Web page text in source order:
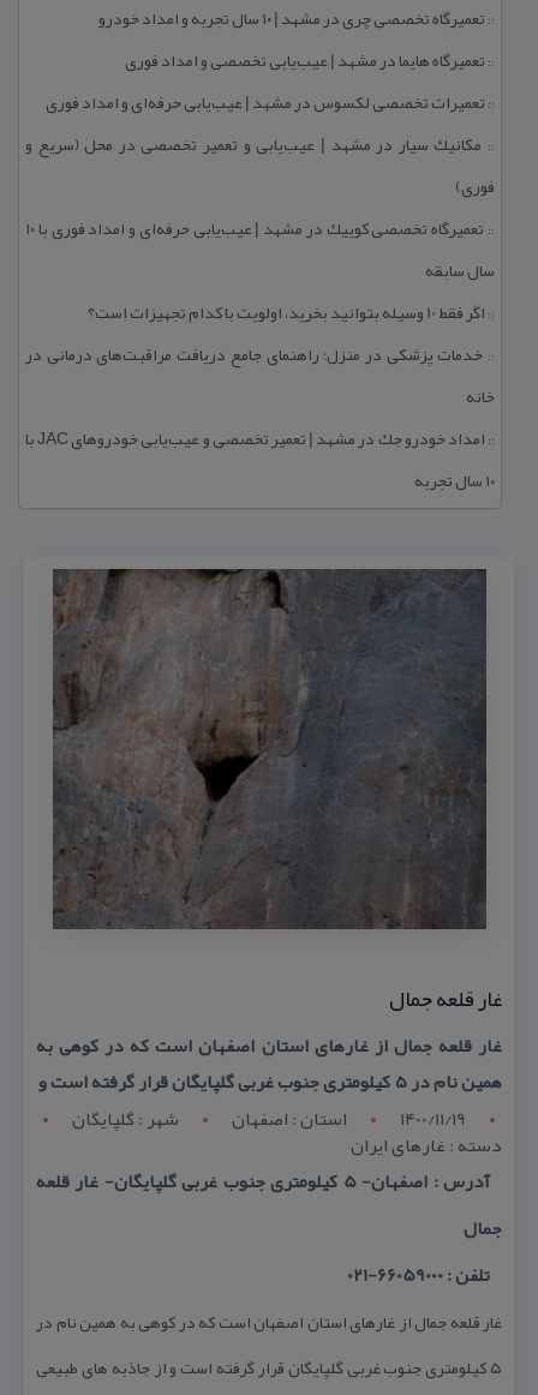
:: تعمیرگاه تخصصی چری در مشهد | ۱۰ سال تجربه و امداد خودرو
:: تعمیرگاه هایما در مشهد | عیب‌یابی تخصصی و امداد فوری
:: تعمیرات تخصصی لكسوس در مشهد | عیب‌یابی حرفه‌ای و امداد فوری
:: مكانیك سیار در مشهد | عیب‌یابی و تعمیر تخصصی در محل (سریع و
فوری)
::
تعمیرگاه تخصصی كوییك در مشهد | عیب‌یابی حرفه‌ای و امداد فوری با ۱۰
سال سابقه
:: اگر فقط 10 وسیله بتوانید بخرید، اولویت با كدام تجهیزات است؟
:: خدمات پزشكی در منزل؛ راهنمای جامع دریافت مراقبت‌های درمانی در
خانه
::
امداد خودرو جك در مشهد | تعمیر تخصصی و عیب‌یابی خودروهای JAC با
۱۰ سال تجربه
غار قلعه جمال
غار قلعه جمال از غارهای استان اصفهان است كه در كوهی به
همین نام در ۵ كیلومتری جنوب غربی گلپایگان قرار گرفته است و
1400/11/19
استان : اصفهان شهر : گلپایگان
دسته : غارهای ایران
آدرس : اصفهان- 5 كیلومتری جنوب غربی گلپایگان- غار قلعه
جمال
تلفن : 66059000-021
غار قلعه جمال از غارهای استان اصفهان است كه در كوهی به همین نام در
۵ كیلومتری جنوب غربی گلپایگان قرار گرفته است و از جاذبه های طبیعی